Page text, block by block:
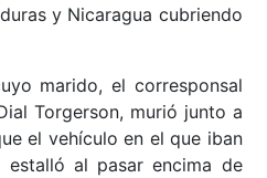
y Nicaragua cubriendo
marido, el corresponsal
Torgerson, murió junto a
el vehículo en el que iban
al pasar encima de